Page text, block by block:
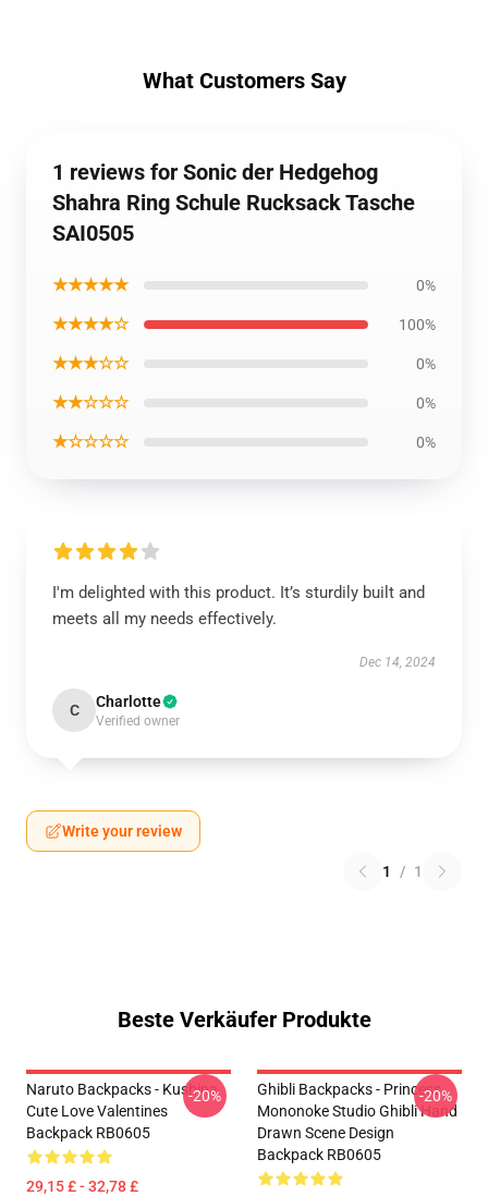
What Customers Say
1 reviews for Sonic der Hedgehog
Shahra Ring Schule Rucksack Tasche
SAI0505
★★★★★ 0%
★★★★☆ 100%
★★★☆☆ 0%
★★☆☆☆ 0%
★☆☆☆☆ 0%
I'm delighted with this product. It’s sturdily built and
meets all my needs effectively.
Dec 14, 2024
C Charlotte
Verified owner
Write your review
1 / 1
Beste Verkäufer Produkte
Naruto Backpacks - Kushina
Cute Love Valentines
Backpack RB0605
29,15 £ - 32,78 £
-20%
Ghibli Backpacks - Princess
Mononoke Studio Ghibli Hand
Drawn Scene Design
Backpack RB0605
-20%